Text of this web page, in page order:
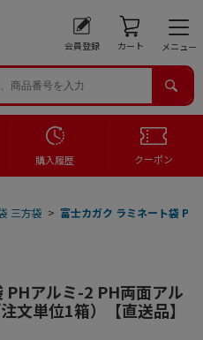
会員登録 カート メニュー
購入履歴 クーポン
三方袋 > 富士カガク ラミネート袋
PHアルミ-2 PH両面アル
文単位1箱）【直送品】